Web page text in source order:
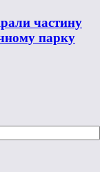
частину
парку